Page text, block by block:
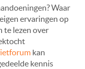
Waar
ervaringen op
te lezen over
kan
kennis